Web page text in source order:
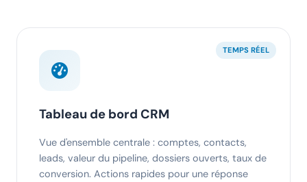
TEMPS RÉEL
Tableau de bord CRM
Vue d'ensemble centrale : comptes, contacts,
leads, valeur du pipeline, dossiers ouverts, taux de
conversion. Actions rapides pour une réponse